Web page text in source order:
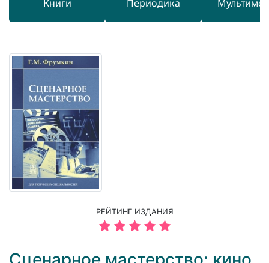
Книги Периодика
РЕЙТИНГ ИЗДАНИЯ